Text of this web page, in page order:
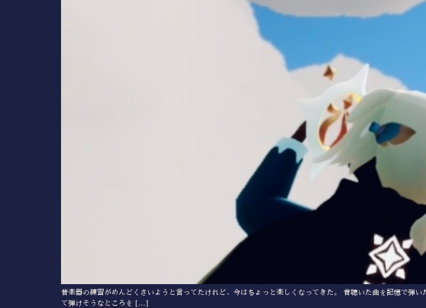
昔楽器の練習がめんどくさいようと言ってたけれど、今はちょっと楽しくなってきた。 昔聴いた曲を記憶で弾
て弾けそうなところを […]